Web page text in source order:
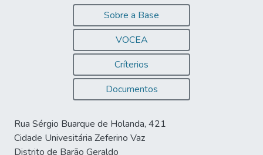
Sobre a Base
VOCEA
Críterios
Documentos
Rua Sérgio Buarque de Holanda, 421
Cidade Univesitária Zeferino Vaz
Distrito de Barão Geraldo